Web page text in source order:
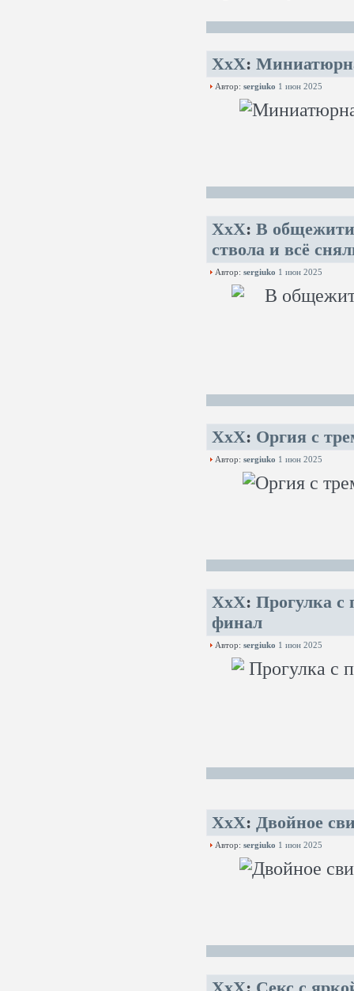
XxX:
Автор: sergiuko 1 июн 2025
XxX: В
ствола и всё
Автор: sergiuko 1 июн 2025
XxX: Оргия с
Автор: sergiuko 1 июн 2025
XxX: Прогулка
финал
Автор: sergiuko 1 июн 2025
XxX: Двойное
Автор: sergiuko 1 июн 2025